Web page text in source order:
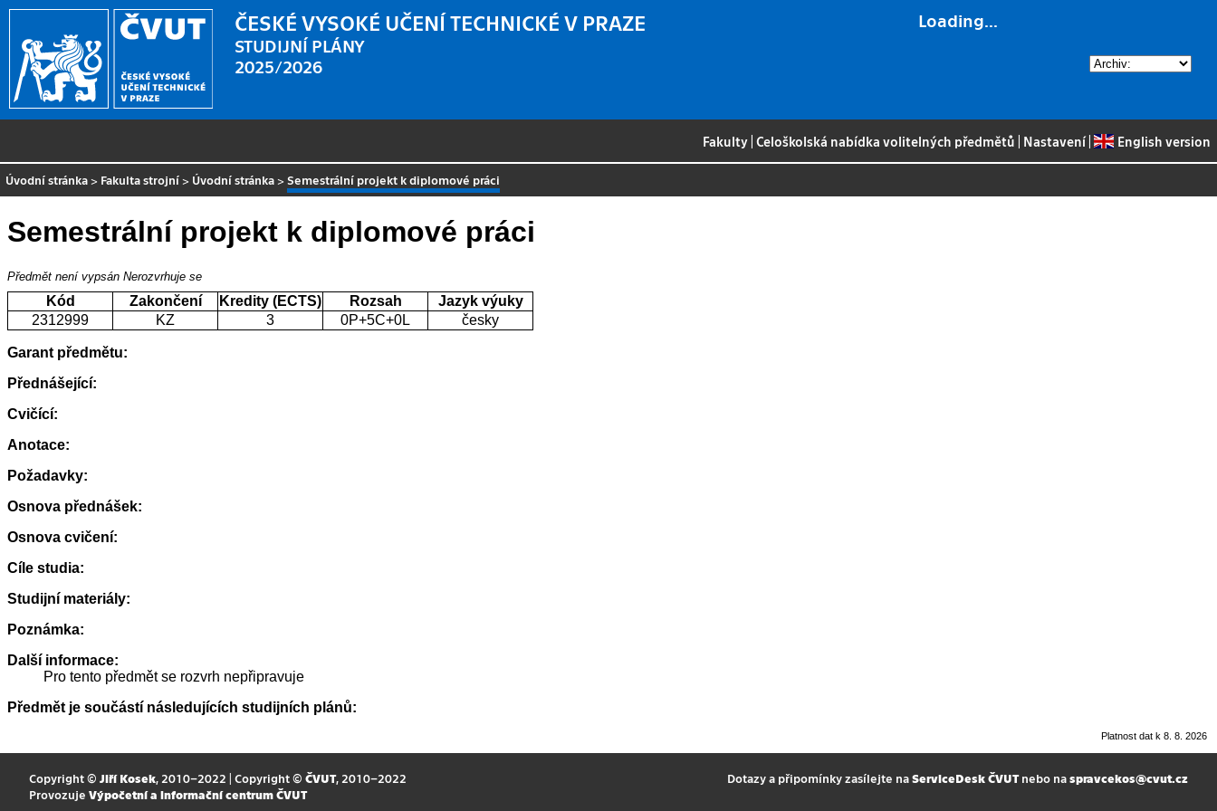
Loading...
ČESKÉ VYSOKÉ UČENÍ TECHNICKÉ V PRAZE
STUDIJNÍ PLÁNY
2025/2026
Fakulty |Celoškolská nabídka volitelných předmětů Nastavení| English version
Úvodní stránka > Fakulta strojní > Úvodní stránka >Semestrální projekt k diplomové práci
Semestrální projekt k diplomové práci
Předmět není vypsán Nerozvrhuje se
Kód Zakončení Kredity (ECTS) Rozsah
Jazyk výuky
2312999
KZ 3 0P+5C+0L česky
Garant předmětu:
Přednášející:
Cvičící:
Anotace:
Požadavky:
Osnova přednášek:
Osnova cvičení:
Cíle studia:
Studijní materiály:
Poznámka:
Další informace:
Pro tento předmět se rozvrh nepřipravuje
Předmět je součástí následujících studijních plánů:
Platnost dat k 8. 8. 2026
Copyright © Jiří Kosek, 2010–2022 | Copyright © ČVUT, 2010–2022
Provozuje Výpočetní a informační centrum ČVUT
Dotazy a připomínky zasílejte naServiceDesk ČVUTnebo naspravcekos@cvut.cz